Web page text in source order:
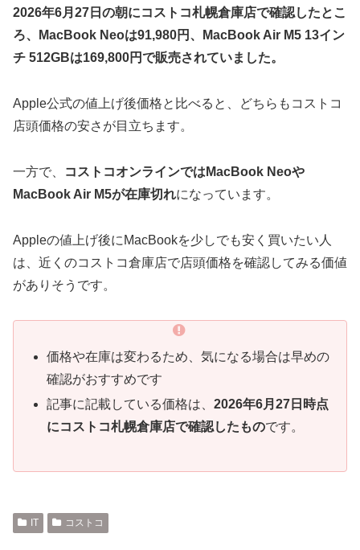
2026年6月27日の朝にコストコ札幌倉庫店で確認したとこ
ろ、MacBook Neoは91,980円、MacBook Air M5 13イン
チ 512GBは169,800円で販売されていました。
Apple公式の値上げ後価格と比べると、どちらもコストコ
店頭価格の安さが目立ちます。
一方で、
コストコオンラインではMacBook Neoや
MacBook Air M5が在庫切れになっています。
Appleの値上げ後にMacBookを少しでも安く買いたい人
は、近くのコストコ倉庫店で店頭価格を確認してみる価値
がありそうです。
価格や在庫は変わるため、気になる場合は早めの
確認がおすすめです
記事に記載している価格は、2026年6月27日時点
にコストコ札幌倉庫店で確認したものです。
IT コストコ